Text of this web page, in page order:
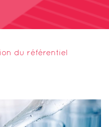
du référentiel